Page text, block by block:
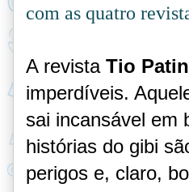
com as quatro
A revista Tio
imperdíveis. A
sai incansável em
histórias do gibi
perigos e, claro,